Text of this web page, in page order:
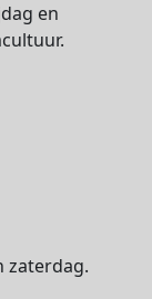
en
zaterdag.